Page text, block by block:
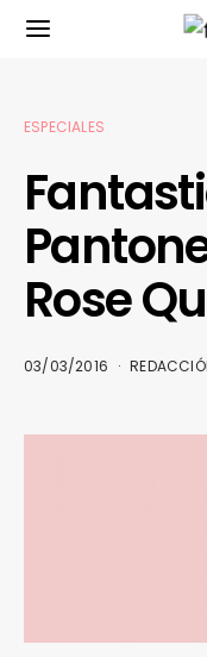
ESPECIALES
Rose
03/03/2016